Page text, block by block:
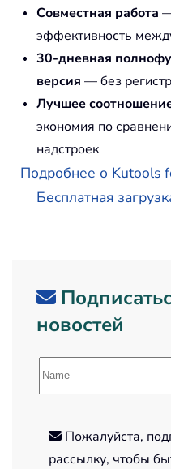
Совместная работа
эффективность
30-дневная
версия — без
Лучшее
экономия по
надстроек
Подробнее о Kutools
Бесплатная
новостей
Пожалуйста,
рассылку, чтобы